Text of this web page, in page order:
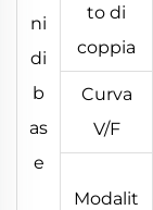
ni
di
b
as
e
to di
coppia
Curva
V/F
Modalit